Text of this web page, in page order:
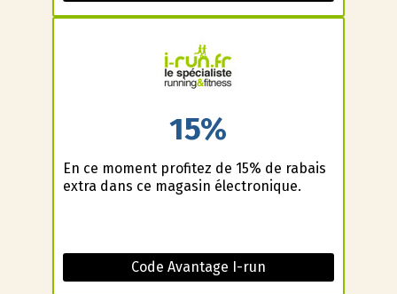
15%
En ce moment profitez de 15% de rabais
extra dans ce magasin électronique.
Code Avantage I-run